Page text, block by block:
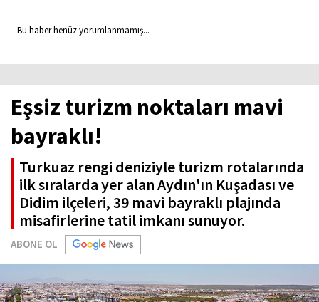
Bu haber henüz yorumlanmamış...
Eşsiz turizm noktaları mavi
bayraklı!
Turkuaz rengi deniziyle turizm rotalarında
ilk sıralarda yer alan Aydın'ın Kuşadası ve
Didim ilçeleri, 39 mavi bayraklı plajında
misafirlerine tatil imkanı sunuyor.
ABONE OL